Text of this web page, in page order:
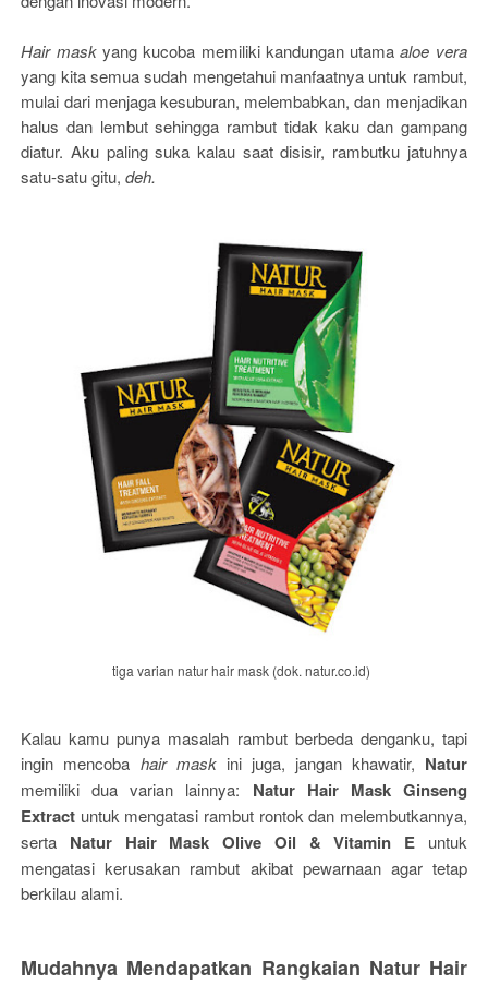
Hair maskyang kucoba memiliki kandungan utamaaloe vera
yang kita semua sudah mengetahui manfaatnya untuk rambut,
mulai dari menjaga kesuburan, melembabkan, dan menjadikan
halus dan lembut sehingga rambut tidak kaku dan gampang
diatur. Aku paling suka kalau saat disisir, rambutku jatuhnya
satu-satu gitu,deh.
tiga varian natur hair mask (dok. natur.co.id)
Kalau kamu punya masalah rambut berbeda denganku, tapi
ingin mencoba hair maskini juga, jangan khawatir, Natur
memiliki dua varian lainnya: Natur Hair Mask Ginseng
Extract untuk mengatasi rambut rontok dan melembutkannya,
serta Natur Hair Mask Olive Oil & Vitamin Euntuk
mengatasi kerusakan rambut akibat pewarnaan agar tetap
berkilau alami.
Mudahnya Mendapatkan Rangkaian Natur Hair